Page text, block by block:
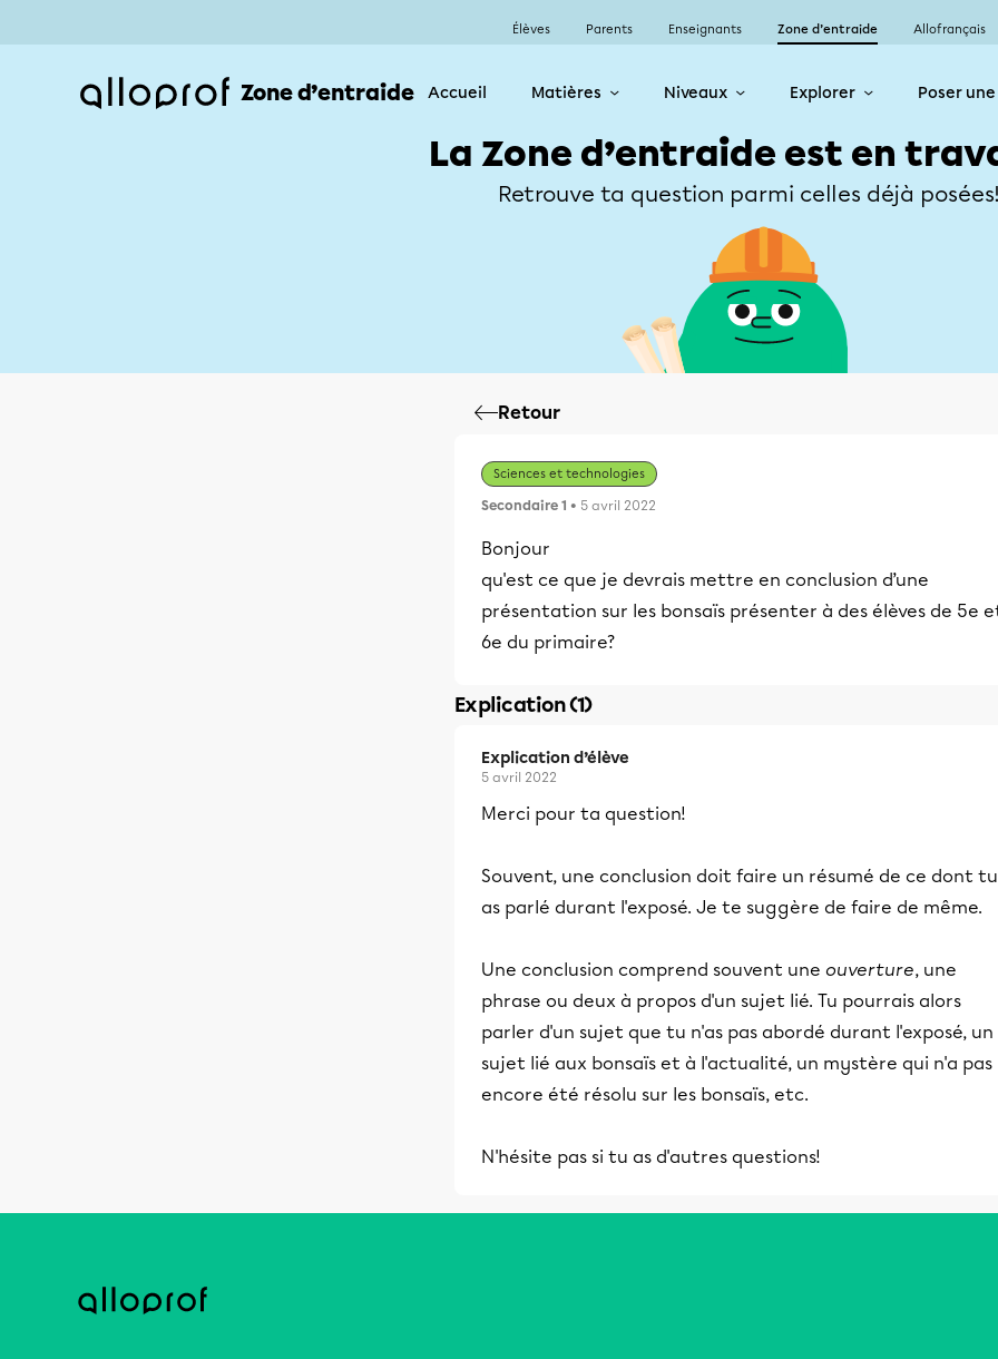
Élèves Parents Enseignants Zone d’entraide Allofrançais
Zone d’entraide Accueil Matières Niveaux Explorer Poser
La Zone d’entraide est en
Retrouve ta question parmi celles déjà
Retour
Sciences et technologies
Secondaire 1 • 5 avril 2022
Bonjour
qu'est ce que je devrais mettre en conclusion d’une
présentation sur les bonsaïs présenter à des élèves de 5e
6e du primaire?
Explication (1)
Explication d’élève
5 avril 2022
Merci pour ta question!
Souvent, une conclusion doit faire un résumé de ce dont tu
as parlé durant l'exposé. Je te suggère de faire de même.
Une conclusion comprend souvent une ouverture, une
phrase ou deux à propos d'un sujet lié. Tu pourrais alors
parler d'un sujet que tu n'as pas abordé durant l'exposé, un
sujet lié aux bonsaïs et à l'actualité, un mystère qui n'a pas
encore été résolu sur les bonsaïs, etc.
N'hésite pas si tu as d'autres questions!